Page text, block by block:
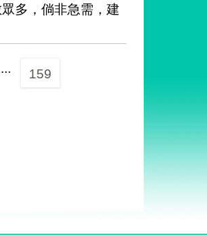
多，倘非急需，建
... 159